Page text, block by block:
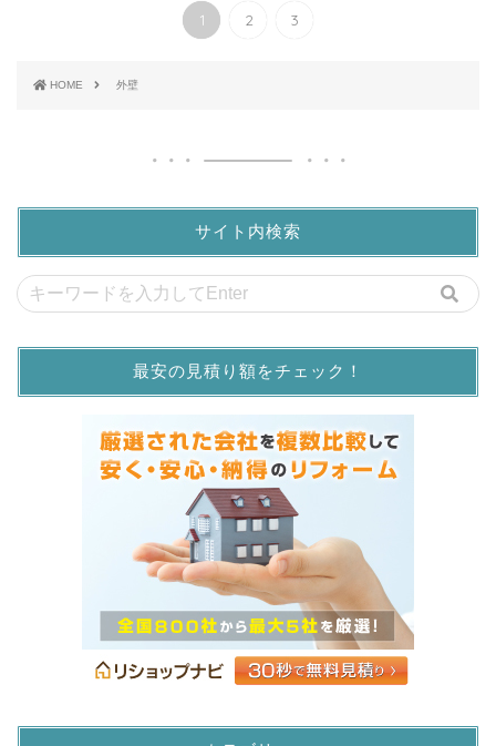
1 2 3
HOME 外壁
サイト内検索
最安の見積り額をチェック！